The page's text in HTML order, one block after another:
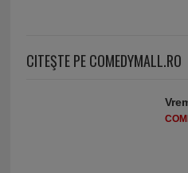
CITEŞTE PE COMEDYMALL.RO